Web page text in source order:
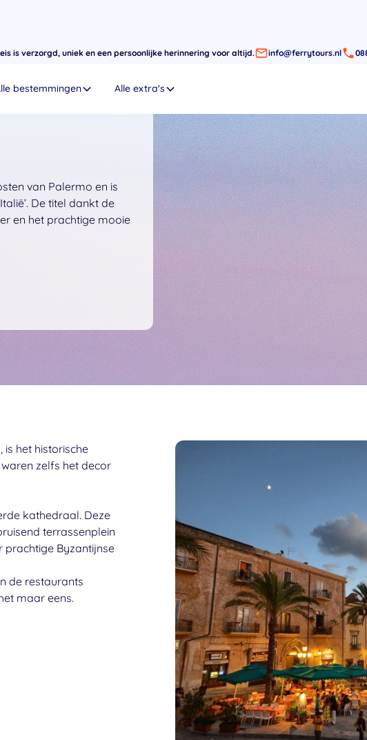
is verzorgd, uniek en een persoonlijke herinnering voor altijd. info@ferrytours.nl
bestemmingen Alle extra's
van Palermo en is
De titel dankt de
en het prachtige mooie
is het historische
zelfs het decor
kathedraal. Deze
terrassenplein
prachtige Byzantijnse
de restaurants
maar eens.